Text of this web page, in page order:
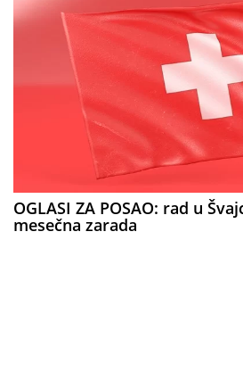
OGLASI ZA POSAO: rad u
mesečna zarada